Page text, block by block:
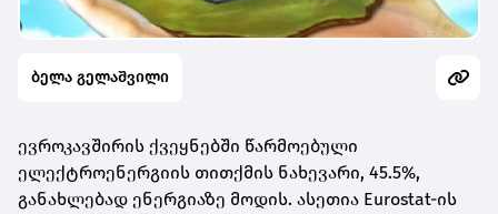
ბელა გელაშვილი
ევროკავშირის ქვეყნებში წარმოებული
ელექტროენერგიის თითქმის ნახევარი, 45.5%,
განახლებად ენერგიაზე მოდის. ასეთია Eurostat-ის